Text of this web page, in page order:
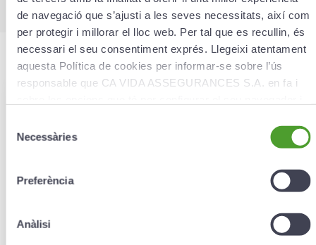
de navegació que s’ajusti a les seves necessitats, així com
per protegir i millorar el lloc web. Per tal que es recullin, és
necessari el seu consentiment exprés. Llegeixi atentament
aquesta Política de cookies per informar-se sobre l’ús
responsable que CA VIDA ASSEGURANCES S.A. en fa i
Necessàries
Preferència
Anàlisi
Leave your phone number
less than 48 hours.